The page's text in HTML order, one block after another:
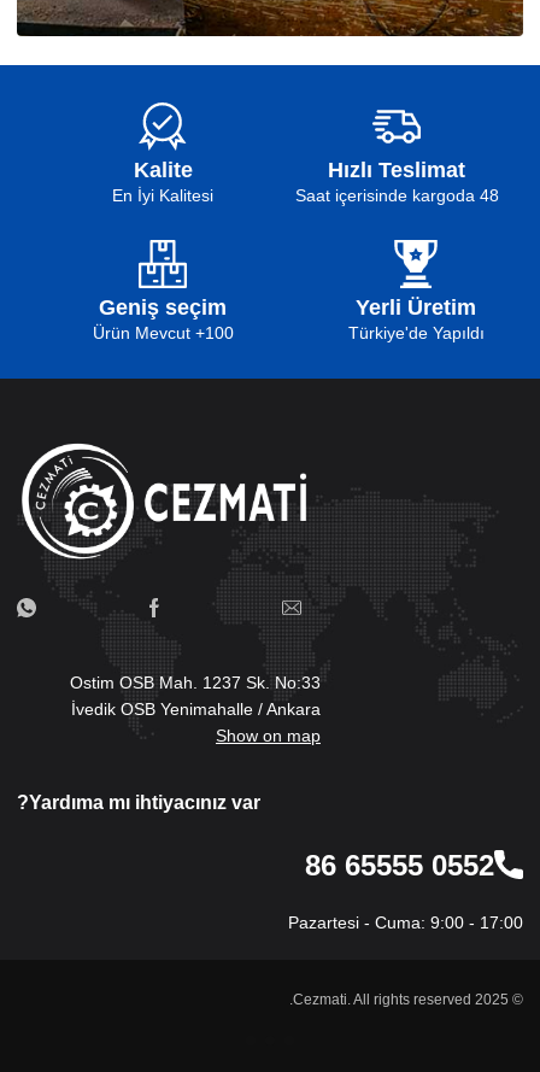
Hızlı Teslimat
48 Saat içerisinde kargoda
Kalite
En İyi Kalitesi
Yerli Üretim
Türkiye'de Yapıldı
Geniş seçim
100+ Ürün Mevcut
Ostim OSB Mah. 1237 Sk. No:33
İvedik OSB Yenimahalle / Ankara
Show on map
Yardıma mı ihtiyacınız var?
0552 65555 86
Pazartesi - Cuma: 9:00 - 17:00
© 2025 Cezmati. All rights reserved.